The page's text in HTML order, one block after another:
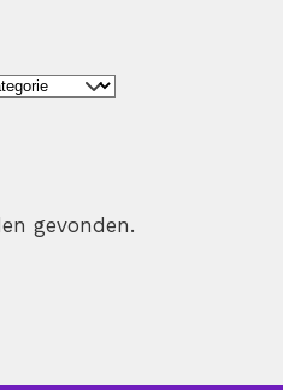
gevonden.